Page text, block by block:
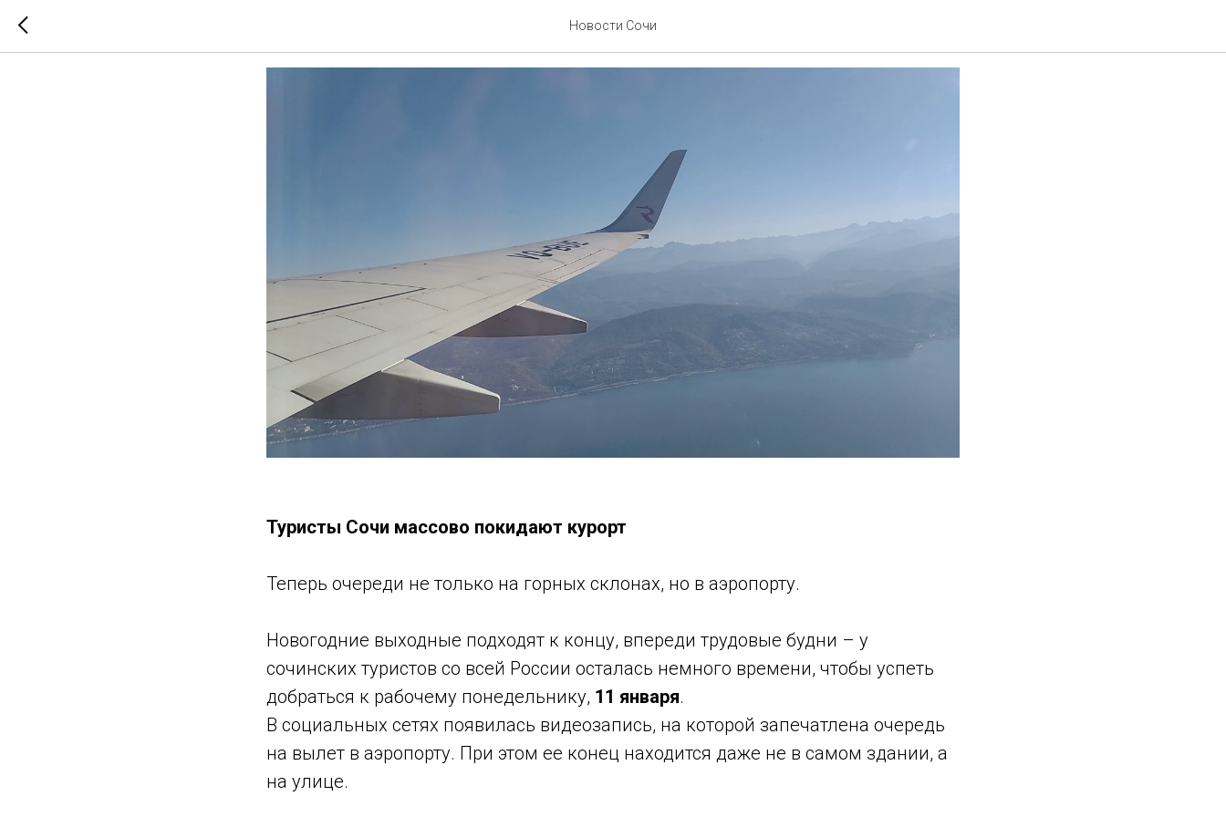
Новости Сочи
МАССОВЫЙ ОТЪЕЗД
Туристы Сочи массово покидают курорт
Теперь очереди не только на горных склонах, но в аэропорту.
Новогодние выходные подходят к концу, впереди трудовые будни – у
сочинских туристов со всей России осталась немного времени, чтобы успеть
добраться к рабочему понедельнику, 11 января.
В социальных сетях появилась видеозапись, на которой запечатлена очередь
на вылет в аэропорту. При этом ее конец находится даже не в самом здании, а
на улице.